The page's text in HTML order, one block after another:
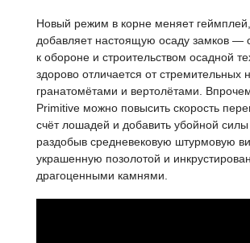
Новый режим в корне меняет геймплей,
добавляет настоящую осаду замков —
к обороне и строительством осадной
здорово отличается от стремительных
гранатомётами и вертолётами.
Primitive можно повысить скорость
счёт лошадей и добавить убойной силы
раздобыв средневековую штурмовую
украшенную позолотой и
драгоценными камнями.